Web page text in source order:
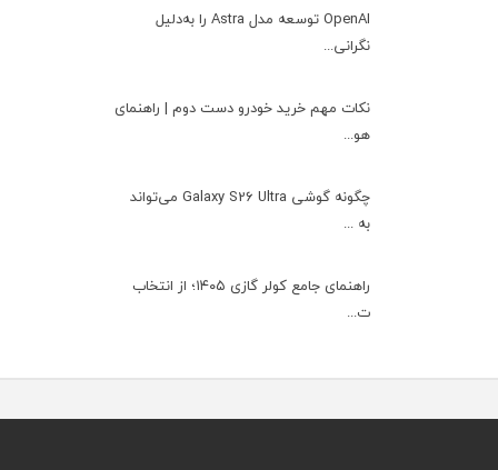
OpenAI توسعه مدل Astra را به‌دلیل
نگرانی...
نکات مهم خرید خودرو دست دوم | راهنمای
هو...
چگونه گوشی Galaxy S26 Ultra می‌تواند
به ...
راهنمای جامع کولر گازی ۱۴۰۵؛ از انتخاب
ت...